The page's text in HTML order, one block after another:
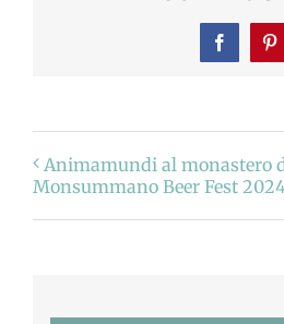
Facebook
Animamundi al monastero
Monsummano Beer Fest